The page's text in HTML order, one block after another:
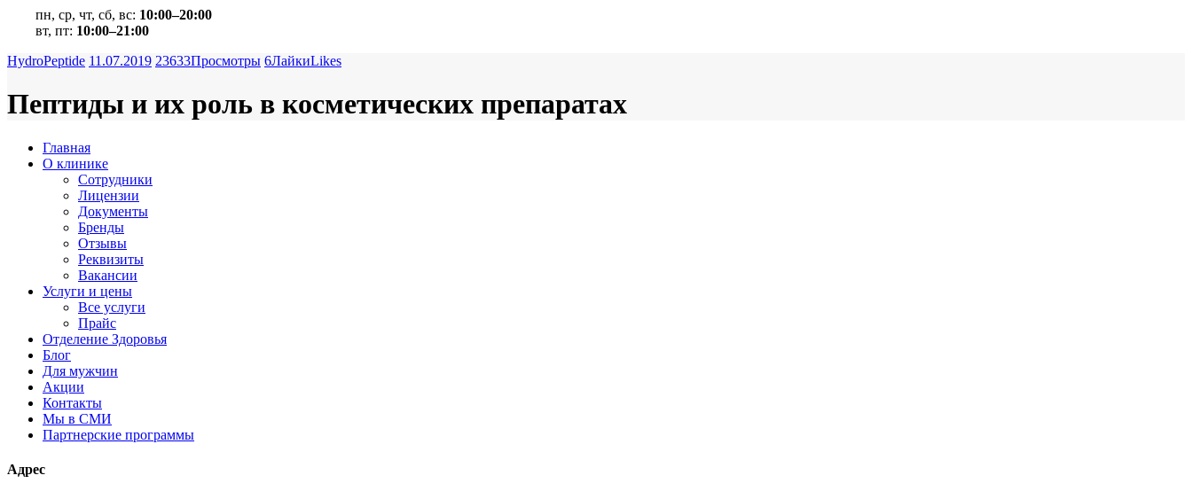
пн, ср, чт, сб, вс: 10:00–20:00
вт, пт: 10:00–21:00
HydroPeptide 11.07.2019 23633Просмотры 6ЛайкиLikes
Пептиды и их роль в косметических препаратах
Главная
О клинике
Сотрудники
Лицензии
Документы
Бренды
Отзывы
Реквизиты
Вакансии
Услуги и цены
Все услуги
Прайс
Отделение Здоровья
Блог
Для мужчин
Акции
Контакты
Мы в СМИ
Партнерские программы
Адрес